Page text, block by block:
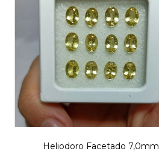
Heliodoro Facetado 7,0mm